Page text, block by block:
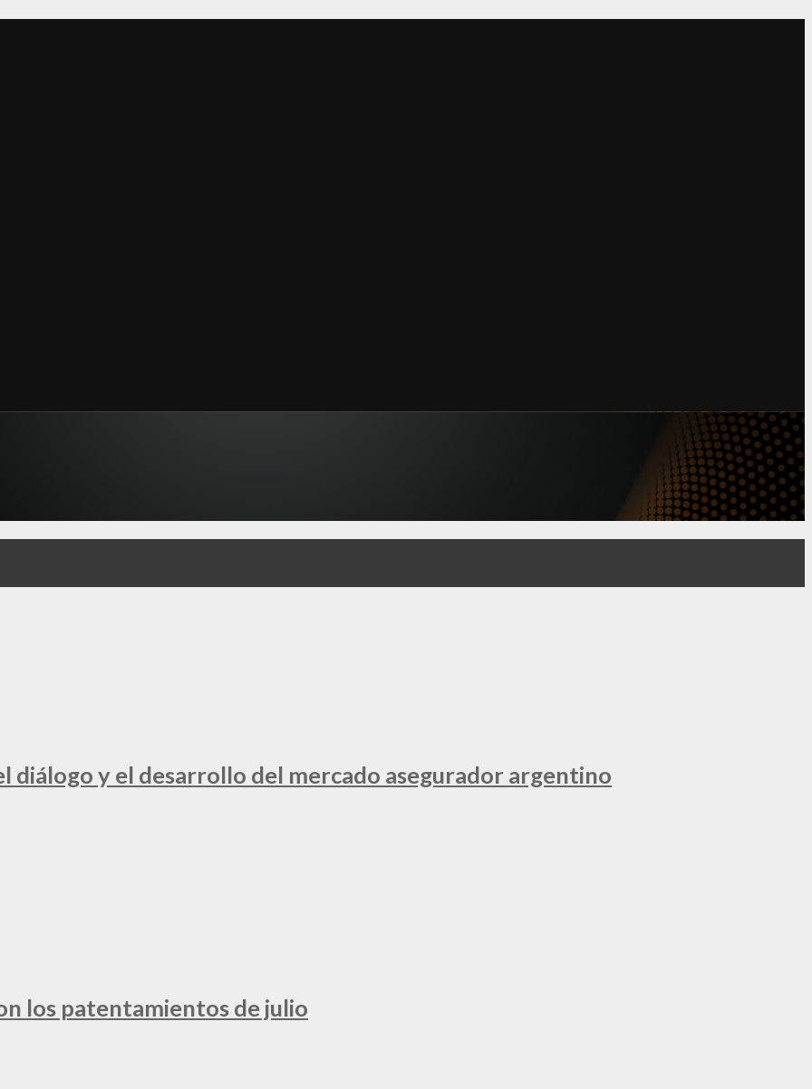
diálogo y el desarrollo del mercado asegurador argentino
los patentamientos de julio